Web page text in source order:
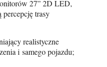
27” 2D LED,
trasy
realistyczne
i samego pojazdu;